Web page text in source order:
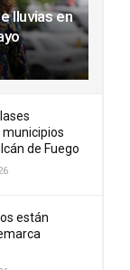
lluvias en
de Fuego
están